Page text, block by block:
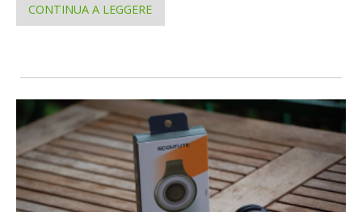
CONTINUA A LEGGERE